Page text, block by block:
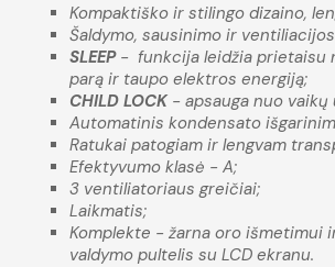
Kompaktiško ir stilingo dizaino,
Šaldymo, sausinimo ir
SLEEP- funkcija leidžia prietaisu
parą ir taupo elektros energiją;
CHILD LOCK - apsauga nuo vaikų
Automatinis kondensato
Ratukai patogiam ir lengvam
Efektyvumo klasė - A;
3 ventiliatoriaus greičiai;
Laikmatis;
Komplekte - žarna oro išmetimui
valdymo pultelis su LCD ekranu.